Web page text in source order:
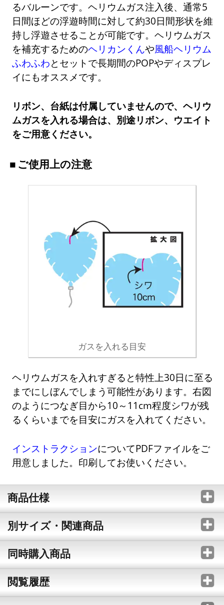
るバルーンです。ヘリウムガス注入後、通常5
日間ほどの浮遊時間に対して約30日間形状を維
持し浮遊させることが可能です。ヘリウムガス
を補充するためのヘリカンくんや風船ヘリウム
ふわふわとセットで長期間のPOPやディスプレ
イにもオススメです。
リボン、台紙は付属していませんので、ヘリウ
ムガスを入れる場合は、別途リボン、ウエイト
をご用意ください。
ご使用上の注意
ガスを入れる目安
ヘリウムガスを入れすぎると特性上30日に至る
までにしぼんでしまう可能性があります。右図
のようにつなぎ目から10～11cm程度シワが残
るくらいまでを目安にガスを入れてください。
インストラクションについてPDFファイルをご
用意しました。印刷してお使いください。
商品仕様
別サイズ・関連商品
同時購入商品
閲覧履歴